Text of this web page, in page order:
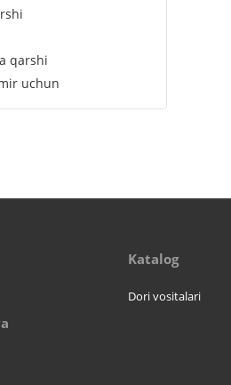
qarshi
uchun
Katalog
Dori vositalari